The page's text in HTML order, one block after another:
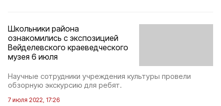
Школьники района
ознакомились с экспозицией
Вейделевского краеведческого
музея 6 июля
Научные сотрудники учреждения культуры провели
обзорную экскурсию для ребят.
7 июля 2022, 17:26